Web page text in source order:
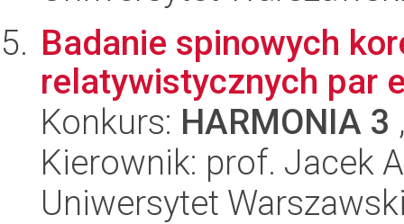
Badanie spinowych
relatywistycznych par
Konkurs: HARMONIA 3
Kierownik: prof. Jacek
Uniwersytet